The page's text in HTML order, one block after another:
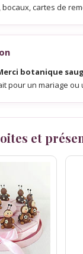
bocaux, cartes de
botanique
pour un mariage ou
et